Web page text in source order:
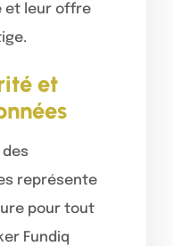
et leur offre
et
des
représente
pour tout
Fundiq